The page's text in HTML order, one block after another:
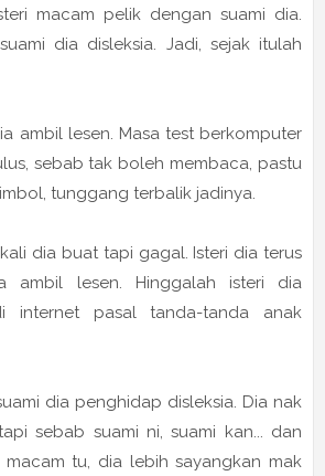
macam pelik dengan suami dia.
dia disleksia. Jadi, sejak itulah
ambil lesen. Masa test berkomputer
sebab tak boleh membaca, pastu
tunggang terbalik jadinya.
dia buat tapi gagal. Isteri dia terus
ambil lesen. Hinggalah isteri dia
internet pasal tanda-tanda anak
dia penghidap disleksia. Dia nak
sebab suami ni, suami kan... dan
tu, dia lebih sayangkan mak